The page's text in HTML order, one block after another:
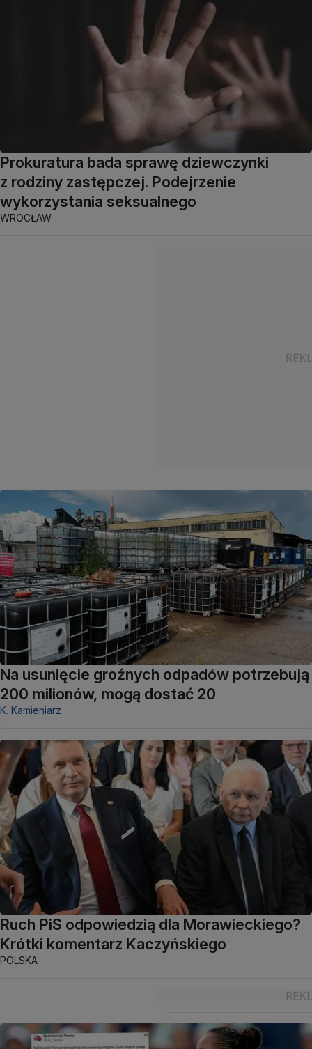
Prokuratura bada sprawę dziewczynki
z rodziny zastępczej. Podejrzenie
wykorzystania seksualnego
WROCŁAW
Na usunięcie groźnych odpadów potrzebują
200 milionów, mogą dostać 20
K. Kamieniarz
Ruch PiS odpowiedzią dla Morawieckiego?
Krótki komentarz Kaczyńskiego
POLSKA